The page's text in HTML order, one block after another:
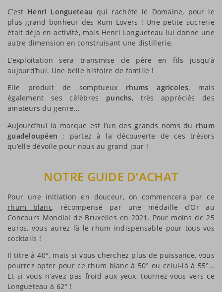
C’est Henri Longueteau qui rachète le Domaine, pour le
plus grand bonheur des Rum Lovers ! Une petite sucrerie
était déjà en activité, mais Henri Longueteau lui donne une
autre dimension en construisant une distillerie.
L’exploitation sera transmise de père en fils jusqu’à
aujourd’hui. Une belle histoire de famille !
Elle produit de somptueux rhums agricoles, mais
également ses célèbres punchs, très appréciés des
amateurs du genre…
Aujourd’hui la marque est l’un des grands noms du rhum
guadeloupéen : partez à la découverte de ces trésors
qu’elle dévoile pour nous au grand jour !
NOTRE GUIDE D’ACHAT
Pour une initiation en douceur, on commencera par ce
rhum blanc, récompensé par une médaille d’Or au
Concours Mondial de Bruxelles en 2021. Pour moins de 25
euros, vous aurez là le rhum indispensable pour tous vos
cocktails !
Il titre à 40°, mais si vous cherchez plus de puissance, vous
pourrez opter pour ce rhum blanc à 50° ou celui-là à 55°…
Et si vous n’avez pas froid aux yeux, tournez-vous vers ce
Longueteau à 62° !